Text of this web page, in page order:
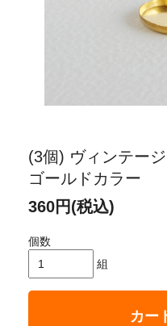
(3個) ヴィンテー
ゴールドカラー
360円(税込)
個数
組
カー